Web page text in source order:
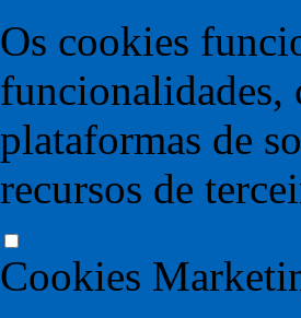
Os cookies
funcionalidades,
plataformas de
recursos de
Cookies